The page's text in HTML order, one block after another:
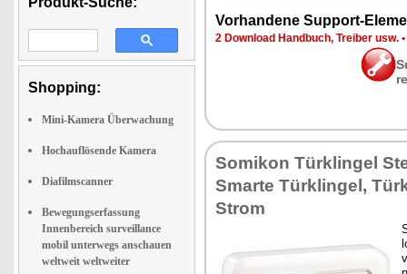
Shopping:
Mini-Kamera Überwachung
Hochauflösende Kamera
Diafilmscanner
Bewegungserfassung
Innenbereich surveillance
mobil unterwegs anschauen
weltweit weltweiter
Vor­han­de­ne Sup­port-
2 Down­load Hand­buch, Trei­ber usw. •
So­mi­kon Tür­klin­gel
Smar­te Tür­klin­gel,
Strom